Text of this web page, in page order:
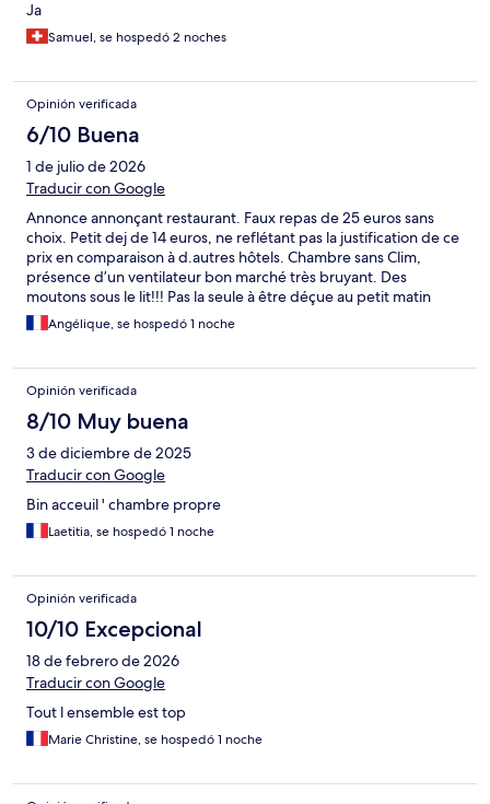
Ja
Samuel, se hospedó 2 noches
Opinión verificada
6/10 Buena
1 de julio de 2026
Traducir con Google
Annonce annonçant restaurant. Faux repas de 25 euros sans
choix. Petit dej de 14 euros, ne reflétant pas la justification de ce
prix en comparaison à d.autres hôtels. Chambre sans Clim,
présence d’un ventilateur bon marché très bruyant. Des
moutons sous le lit!!! Pas la seule à être déçue au petit matin
Angélique, se hospedó 1 noche
Opinión verificada
8/10 Muy buena
3 de diciembre de 2025
Traducir con Google
Bin acceuil ' chambre propre
Laetitia, se hospedó 1 noche
Opinión verificada
10/10 Excepcional
18 de febrero de 2026
Traducir con Google
Tout l ensemble est top
Marie Christine, se hospedó 1 noche